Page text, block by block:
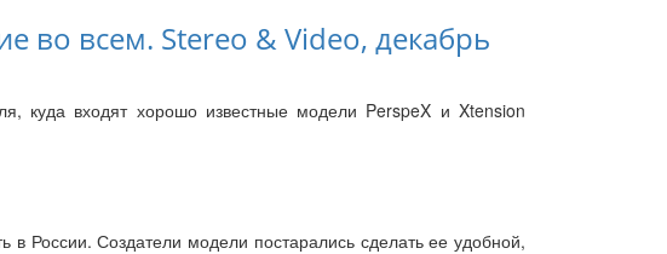
во всем. Stereo & Video, декабрь
куда входят хорошо известные модели PerspeX и Xtension
России. Создатели модели постарались сделать ее удобной,